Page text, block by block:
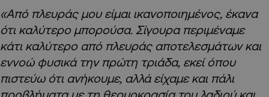
«Από πλευράς μου είμαι ικανοποιημένος, έκανα
ότι καλύτερο μπορούσα. Σίγουρα περιμέναμε
κάτι καλύτερο από πλευράς αποτελεσμάτων και
εννοώ φυσικά την πρώτη τριάδα, εκεί όπου
πιστεύω ότι ανήκουμε, αλλά είχαμε και πάλι